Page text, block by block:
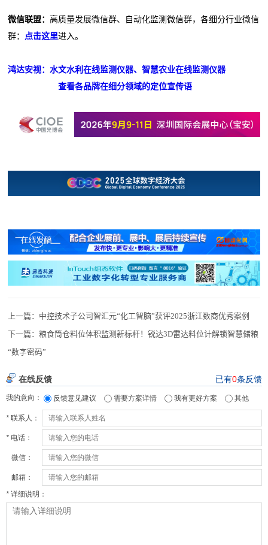
微信联盟： 高质量发展微信群、自动化监测微信群，各细分行业微信
群：
点击这里进入。
鸿达安视：水文水利在线监测仪器、智慧农业在线监测仪器
查看各品牌在细分领域的定位宣传语
上一篇： 中控技术子公司智汇元“化工智脑”获评2025浙江数商优秀案例
下一篇：粮食筒仓料位体积监测新标杆！锐达3D雷达料位计解锁智慧储粮
“数字密码”